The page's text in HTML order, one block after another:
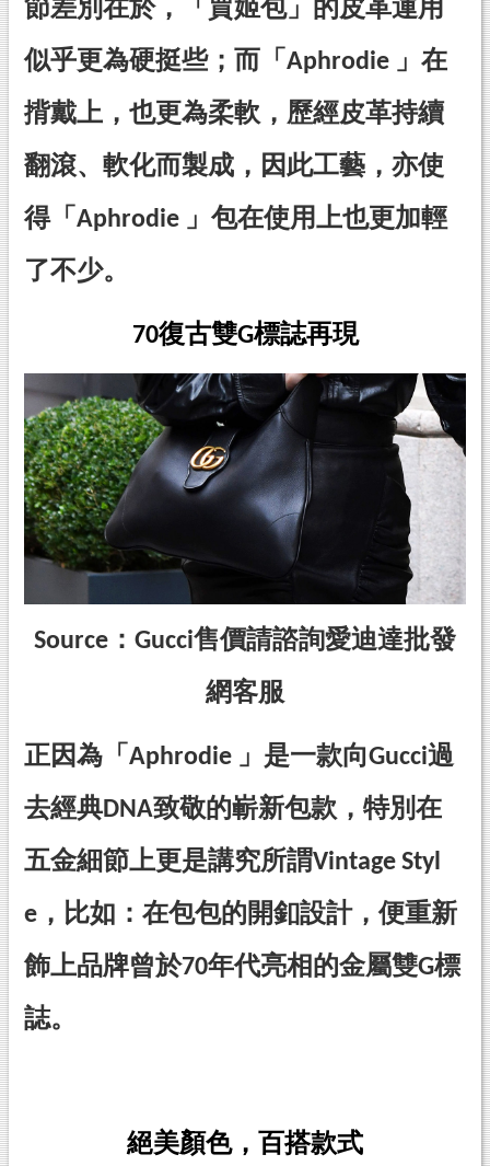
節差別在於，「賈姬包」的皮革運用
似乎更為硬挺些；而「Aphrodie 」在
揹戴上，也更為柔軟，歷經皮革持續
翻滾、軟化而製成，因此工藝，亦使
得「Aphrodie 」包在使用上也更加輕
了不少。
70復古雙G標誌再現
Source：Gucci售價請諮詢愛迪達批發
網客服
正因為「Aphrodie 」是一款向Gucci過
去經典DNA致敬的嶄新包款，特別在
五金細節上更是講究所謂Vintage Styl
e，比如：在包包的開釦設計，便重新
飾上品牌曾於70年代亮相的金屬雙G標
誌。
絕美顏色，百搭款式